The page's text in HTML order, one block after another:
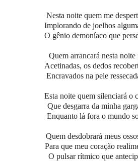
Nesta noite quem me
Implorando de joelhos
O gênio demoníaco que
Quem arrancará nesta noite
Acetinadas, os dedos
Encravados na pele
Esta noite quem silenciará o
Que desgarra da minha
Enquanto lá fora o mundo
Quem desdobrará meus
Para que meu coração
O pulsar rítmico que